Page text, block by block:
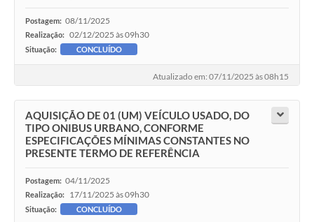
Postagem: 08/11/2025
Realização: 02/12/2025 às 09h30
Situação: CONCLUÍDO
Atualizado em: 07/11/2025 às 08h15
AQUISIÇÃO DE 01 (UM) VEÍCULO USADO, DO
TIPO ONIBUS URBANO, CONFORME
ESPECIFICAÇÕES MÍNIMAS CONSTANTES NO
PRESENTE TERMO DE REFERÊNCIA
Postagem: 04/11/2025
Realização: 17/11/2025 às 09h30
Situação: CONCLUÍDO